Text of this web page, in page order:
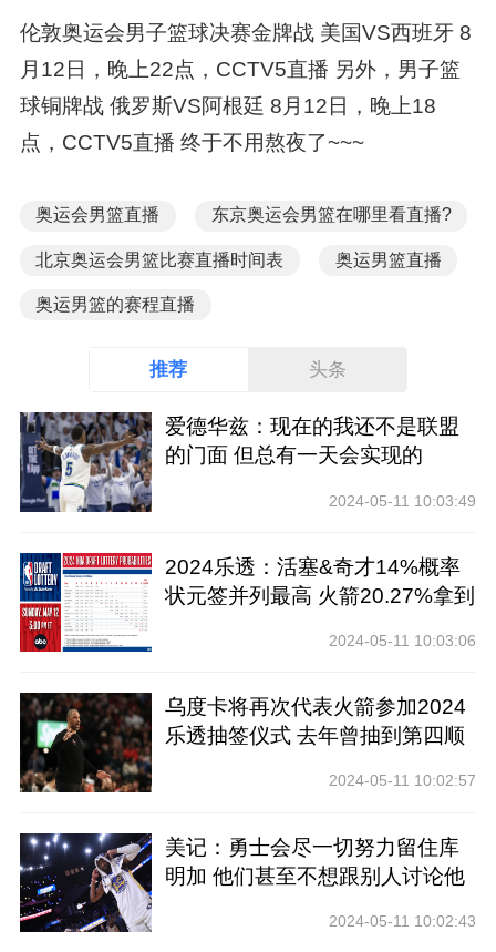
伦敦奥运会男子篮球决赛金牌战 美国VS西班牙 8
月12日，晚上22点，CCTV5直播 另外，男子篮
球铜牌战 俄罗斯VS阿根廷 8月12日，晚上18
点，CCTV5直播 终于不用熬夜了~~~
奥运会男篮直播 东京奥运会男篮在哪里看直播?
北京奥运会男篮比赛直播时间表 奥运男篮直播
奥运男篮的赛程直播
推荐 头条
爱德华兹：现在的我还不是联盟
的门面 但总有一天会实现的
2024-05-11 10:03:49
2024乐透：活塞&奇才14%概率
状元签并列最高 火箭20.27%拿到
2024-05-11 10:03:06
乌度卡将再次代表火箭参加2024
乐透抽签仪式 去年曾抽到第四顺
2024-05-11 10:02:57
美记：勇士会尽一切努力留住库
明加 他们甚至不想跟别人讨论他
2024-05-11 10:02:43